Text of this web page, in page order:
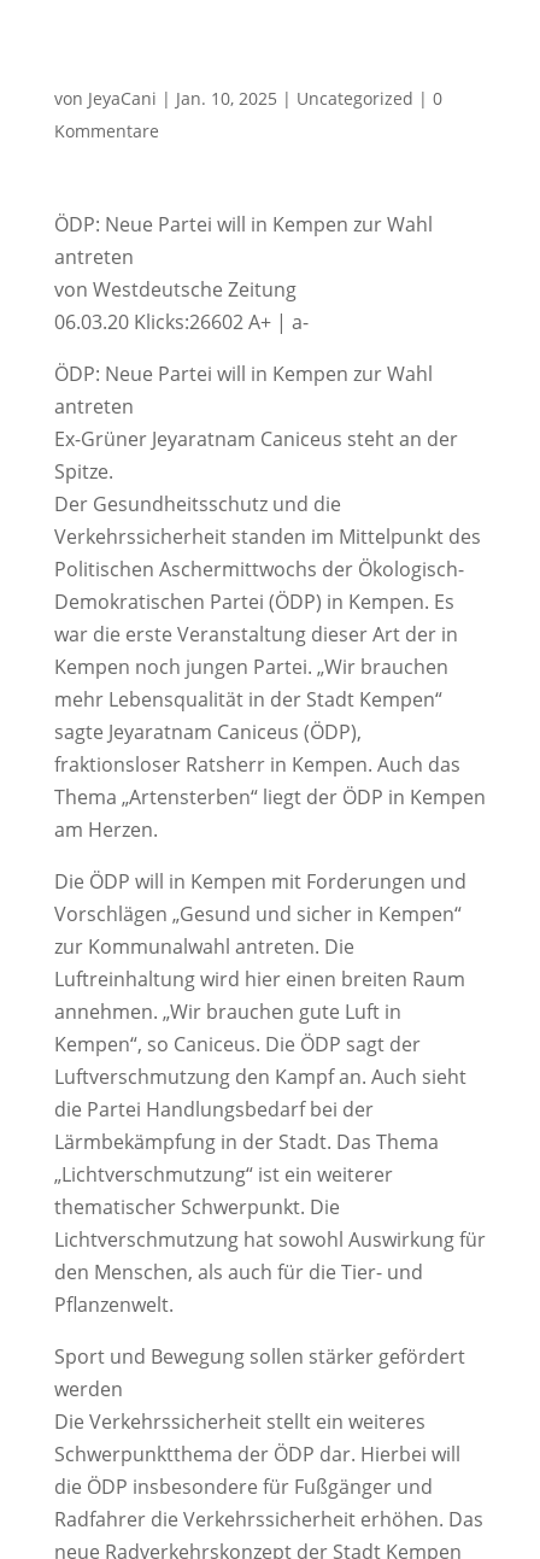
von JeyaCani | Jan. 10, 2025 | Uncategorized | 0
Kommentare
ÖDP: Neue Partei will in Kempen zur Wahl
antreten
von Westdeutsche Zeitung
06.03.20 Klicks:26602 A+ | a-
ÖDP: Neue Partei will in Kempen zur Wahl
antreten
Ex-Grüner Jeyaratnam Caniceus steht an der
Spitze.
Der Gesundheitsschutz und die
Verkehrssicherheit standen im Mittelpunkt des
Politischen Aschermittwochs der Ökologisch-
Demokratischen Partei (ÖDP) in Kempen. Es
war die erste Veranstaltung dieser Art der in
Kempen noch jungen Partei. „Wir brauchen
mehr Lebensqualität in der Stadt Kempen“
sagte Jeyaratnam Caniceus (ÖDP),
fraktionsloser Ratsherr in Kempen. Auch das
Thema „Artensterben“ liegt der ÖDP in Kempen
am Herzen.
Die ÖDP will in Kempen mit Forderungen und
Vorschlägen „Gesund und sicher in Kempen“
zur Kommunalwahl antreten. Die
Luftreinhaltung wird hier einen breiten Raum
annehmen. „Wir brauchen gute Luft in
Kempen“, so Caniceus. Die ÖDP sagt der
Luftverschmutzung den Kampf an. Auch sieht
die Partei Handlungsbedarf bei der
Lärmbekämpfung in der Stadt. Das Thema
„Lichtverschmutzung“ ist ein weiterer
thematischer Schwerpunkt. Die
Lichtverschmutzung hat sowohl Auswirkung für
den Menschen, als auch für die Tier- und
Pflanzenwelt.
Sport und Bewegung sollen stärker gefördert
werden
Die Verkehrssicherheit stellt ein weiteres
Schwerpunktthema der ÖDP dar. Hierbei will
die ÖDP insbesondere für Fußgänger und
Radfahrer die Verkehrssicherheit erhöhen. Das
neue Radverkehrskonzept der Stadt Kempen